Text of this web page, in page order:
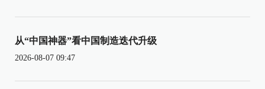
从“中国神器”看中国制造迭代升级
2026-08-07 09:47